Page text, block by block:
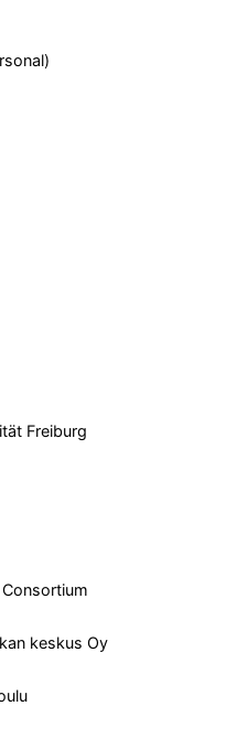
Freiburg
keskus Oy